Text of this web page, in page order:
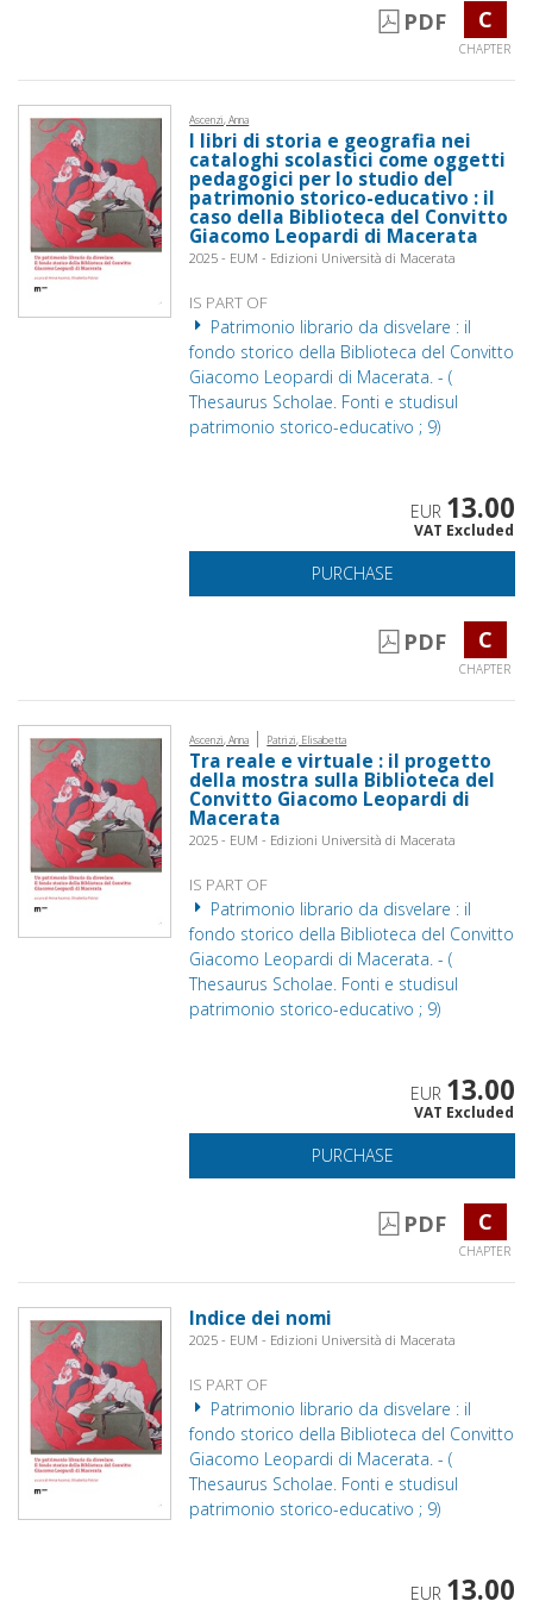
PDF C
CHAPTER
Ascenzi, Anna
I libri di storia e geografia nei
cataloghi scolastici come oggetti
pedagogici per lo studio del
patrimonio storico-educativo : il
caso della Biblioteca del Convitto
Giacomo Leopardi di Macerata
2025 - EUM - Edizioni Università di Macerata
IS PART OF
Patrimonio librario da disvelare : il
fondo storico della Biblioteca del Convitto
Giacomo Leopardi di Macerata. - (
Thesaurus Scholae. Fonti e studisul
patrimonio storico-educativo ; 9)
EUR 13.00
VAT Excluded
PURCHASE
PDF C
CHAPTER
Ascenzi, Anna | Patrizi, Elisabetta
Tra reale e virtuale : il progetto
della mostra sulla Biblioteca del
Convitto Giacomo Leopardi di
Macerata
2025 - EUM - Edizioni Università di Macerata
IS PART OF
Patrimonio librario da disvelare : il
fondo storico della Biblioteca del Convitto
Giacomo Leopardi di Macerata. - (
Thesaurus Scholae. Fonti e studisul
patrimonio storico-educativo ; 9)
EUR 13.00
VAT Excluded
PURCHASE
PDF C
CHAPTER
Indice dei nomi
2025 - EUM - Edizioni Università di Macerata
IS PART OF
Patrimonio librario da disvelare : il
fondo storico della Biblioteca del Convitto
Giacomo Leopardi di Macerata. - (
Thesaurus Scholae. Fonti e studisul
patrimonio storico-educativo ; 9)
EUR 13.00